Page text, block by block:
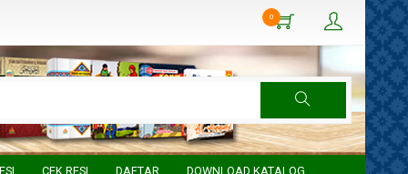
0
CEK RESI DAFTAR DOWNLOAD KATALOG